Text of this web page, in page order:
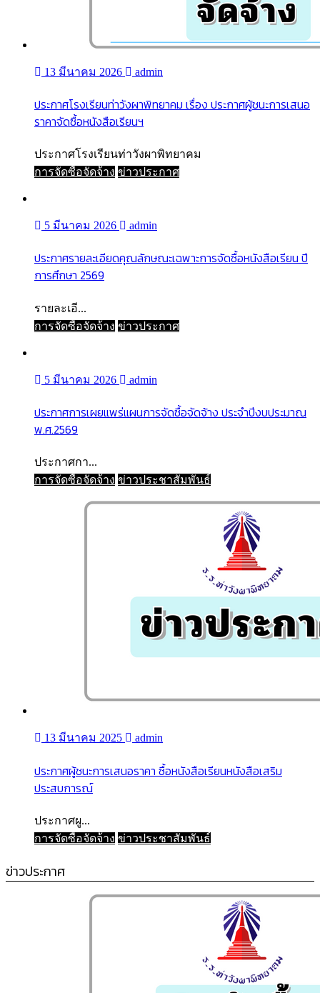
13 มีนาคม 2026 admin
ประกาศโรงเรียนท่าวังผาพิทยาคม เรื่อง ประกาศผู้ชนะการเสนอ
ราคาจัดซื้อหนังสือเรียนฯ
ประกาศโรงเรียนท่าวังผาพิทยาคม
การจัดซื้อจัดจ้าง ข่าวประกาศ
5 มีนาคม 2026 admin
ประกาศรายละเอียดคุณลักษณะเฉพาะการจัดซื้อหนังสือเรียน ปี
การศึกษา 2569
รายละเอี...
การจัดซื้อจัดจ้าง ข่าวประกาศ
5 มีนาคม 2026 admin
ประกาศการเผยแพร่แผนการจัดซื้อจัดจ้าง ประจำปีงบประมาณ
พ.ศ.2569
ประกาศกา...
การจัดซื้อจัดจ้าง ข่าวประชาสัมพันธ์
13 มีนาคม 2025 admin
ประกาศผู้ชนะการเสนอราคา ซื้อหนังสือเรียนหนังสือเสริม
ประสบการณ์
ประกาศผู...
การจัดซื้อจัดจ้าง ข่าวประชาสัมพันธ์
ข่าวประกาศ